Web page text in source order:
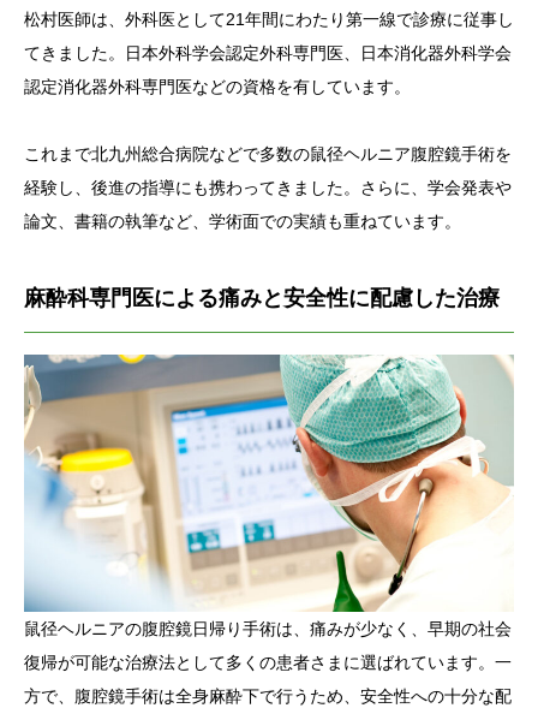
松村医師は、外科医として21年間にわたり第一線で診療に従事し
てきました。日本外科学会認定外科専門医、日本消化器外科学会
認定消化器外科専門医などの資格を有しています。
これまで北九州総合病院などで多数の鼠径ヘルニア腹腔鏡手術を
経験し、後進の指導にも携わってきました。さらに、学会発表や
論文、書籍の執筆など、学術面での実績も重ねています。
麻酔科専門医による痛みと安全性に配慮した治療
鼠径ヘルニアの腹腔鏡日帰り手術は、痛みが少なく、早期の社会
復帰が可能な治療法として多くの患者さまに選ばれています。一
方で、腹腔鏡手術は全身麻酔下で行うため、安全性への十分な配